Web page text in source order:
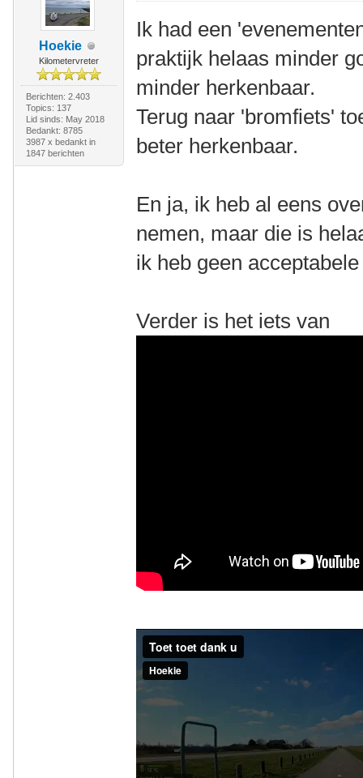
Hoekie
Kilometervreter
Berichten: 2.403
Topics: 137
Lid sinds: May 2018
Bedankt: 8785
3987 x bedankt in
1847 berichten
Ik had een
praktijk helaas minder
minder herkenbaar.
Terug naar 'bromfiets'
beter herkenbaar.
En ja, ik heb al eens
nemen, maar die is
ik heb geen
Verder is het iets van